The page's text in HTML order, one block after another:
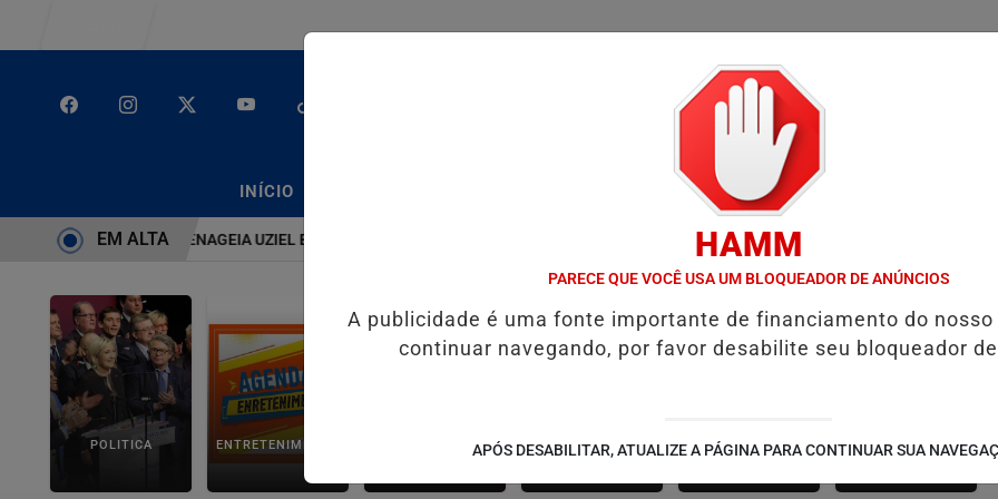
INÍCIO COLUNAS / EMPREGOS
É BRUTO” HOMENAGEIA UZIEL BUENO NO TERRAÇO MINEIRO SALVADOR RECEBE A SMART FIT RUN EM AGOSTO: ESPORTE,
EM ALTA
POLITICA ENTRETENIMENTO SALVADOR AQUI! SÃO JOÃO 2.6
NOTÍCIAS
FUTEBOL
HAMM
PARECE QUE VOCÊ USA UM BLOQUEADOR DE ANÚNCIOS
A publicidade é uma fonte importante de financiamento do nosso
continuar navegando, por favor desabilite seu bloqueador
APÓS DESABILITAR, ATUALIZE A PÁGINA PARA CONTINUAR SUA